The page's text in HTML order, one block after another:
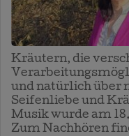
Kräutern, die
und natürlich über
Seifenliebe und
Musik wurde am
Zum Nachhören